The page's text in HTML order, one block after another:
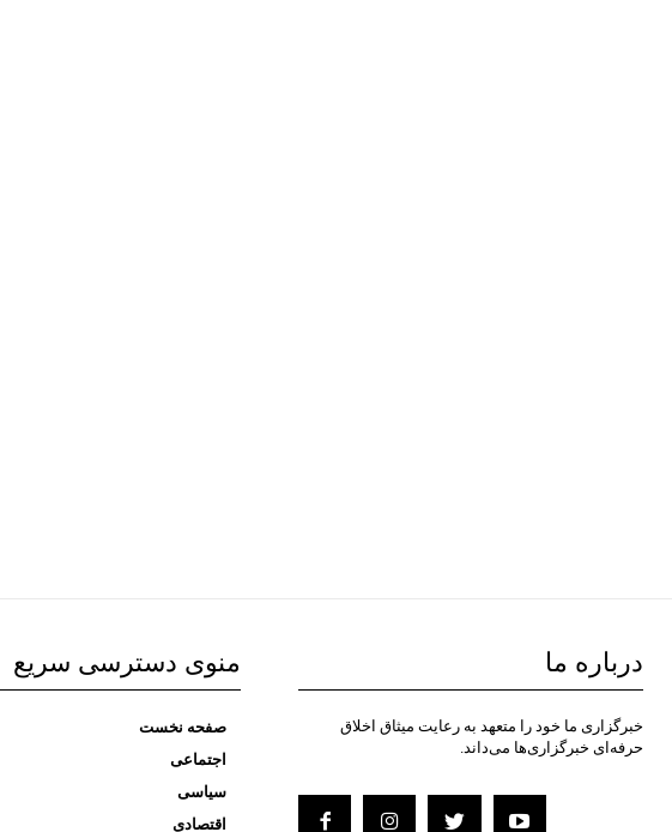
درباره ما
خبرگزاری ما خود را متعهد به رعایت میثاق اخلاق
حرفه‌ای خبرگزاری‌ها می‌داند.
منوی دسترسی سریع
صفحه نخست
اجتماعی
سیاسی
اقتصادی